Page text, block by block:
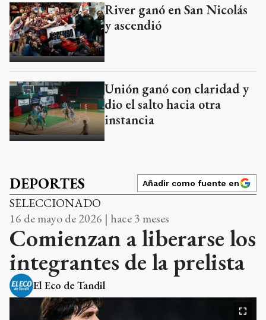
River ganó en San Nicolás
y ascendió
Unión ganó con claridad y
dio el salto hacia otra
instancia
DEPORTES Añadir como fuente en
SELECCIONADO
16 de mayo de 2026 | hace 3 meses
Comienzan a liberarse los
integrantes de la prelista
El Eco de Tandil